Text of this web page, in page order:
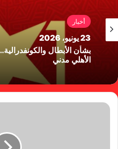
أخبار
23 يونيو، 2026
بشأن الأبطال
الأهلي مدني